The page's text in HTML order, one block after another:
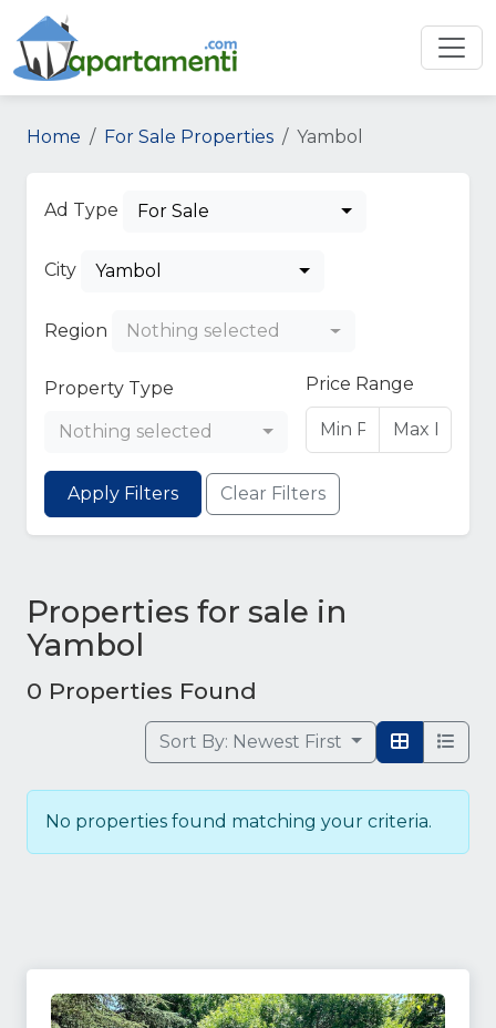
Home For Sale Properties Yambol
Ad Type For Sale
City Yambol
Region Nothing selected
Property Type
Nothing selected
Price Range
Apply Filters Clear Filters
Properties for sale in
Yambol
0 Properties Found
Sort By: Newest First
No properties found matching your criteria.